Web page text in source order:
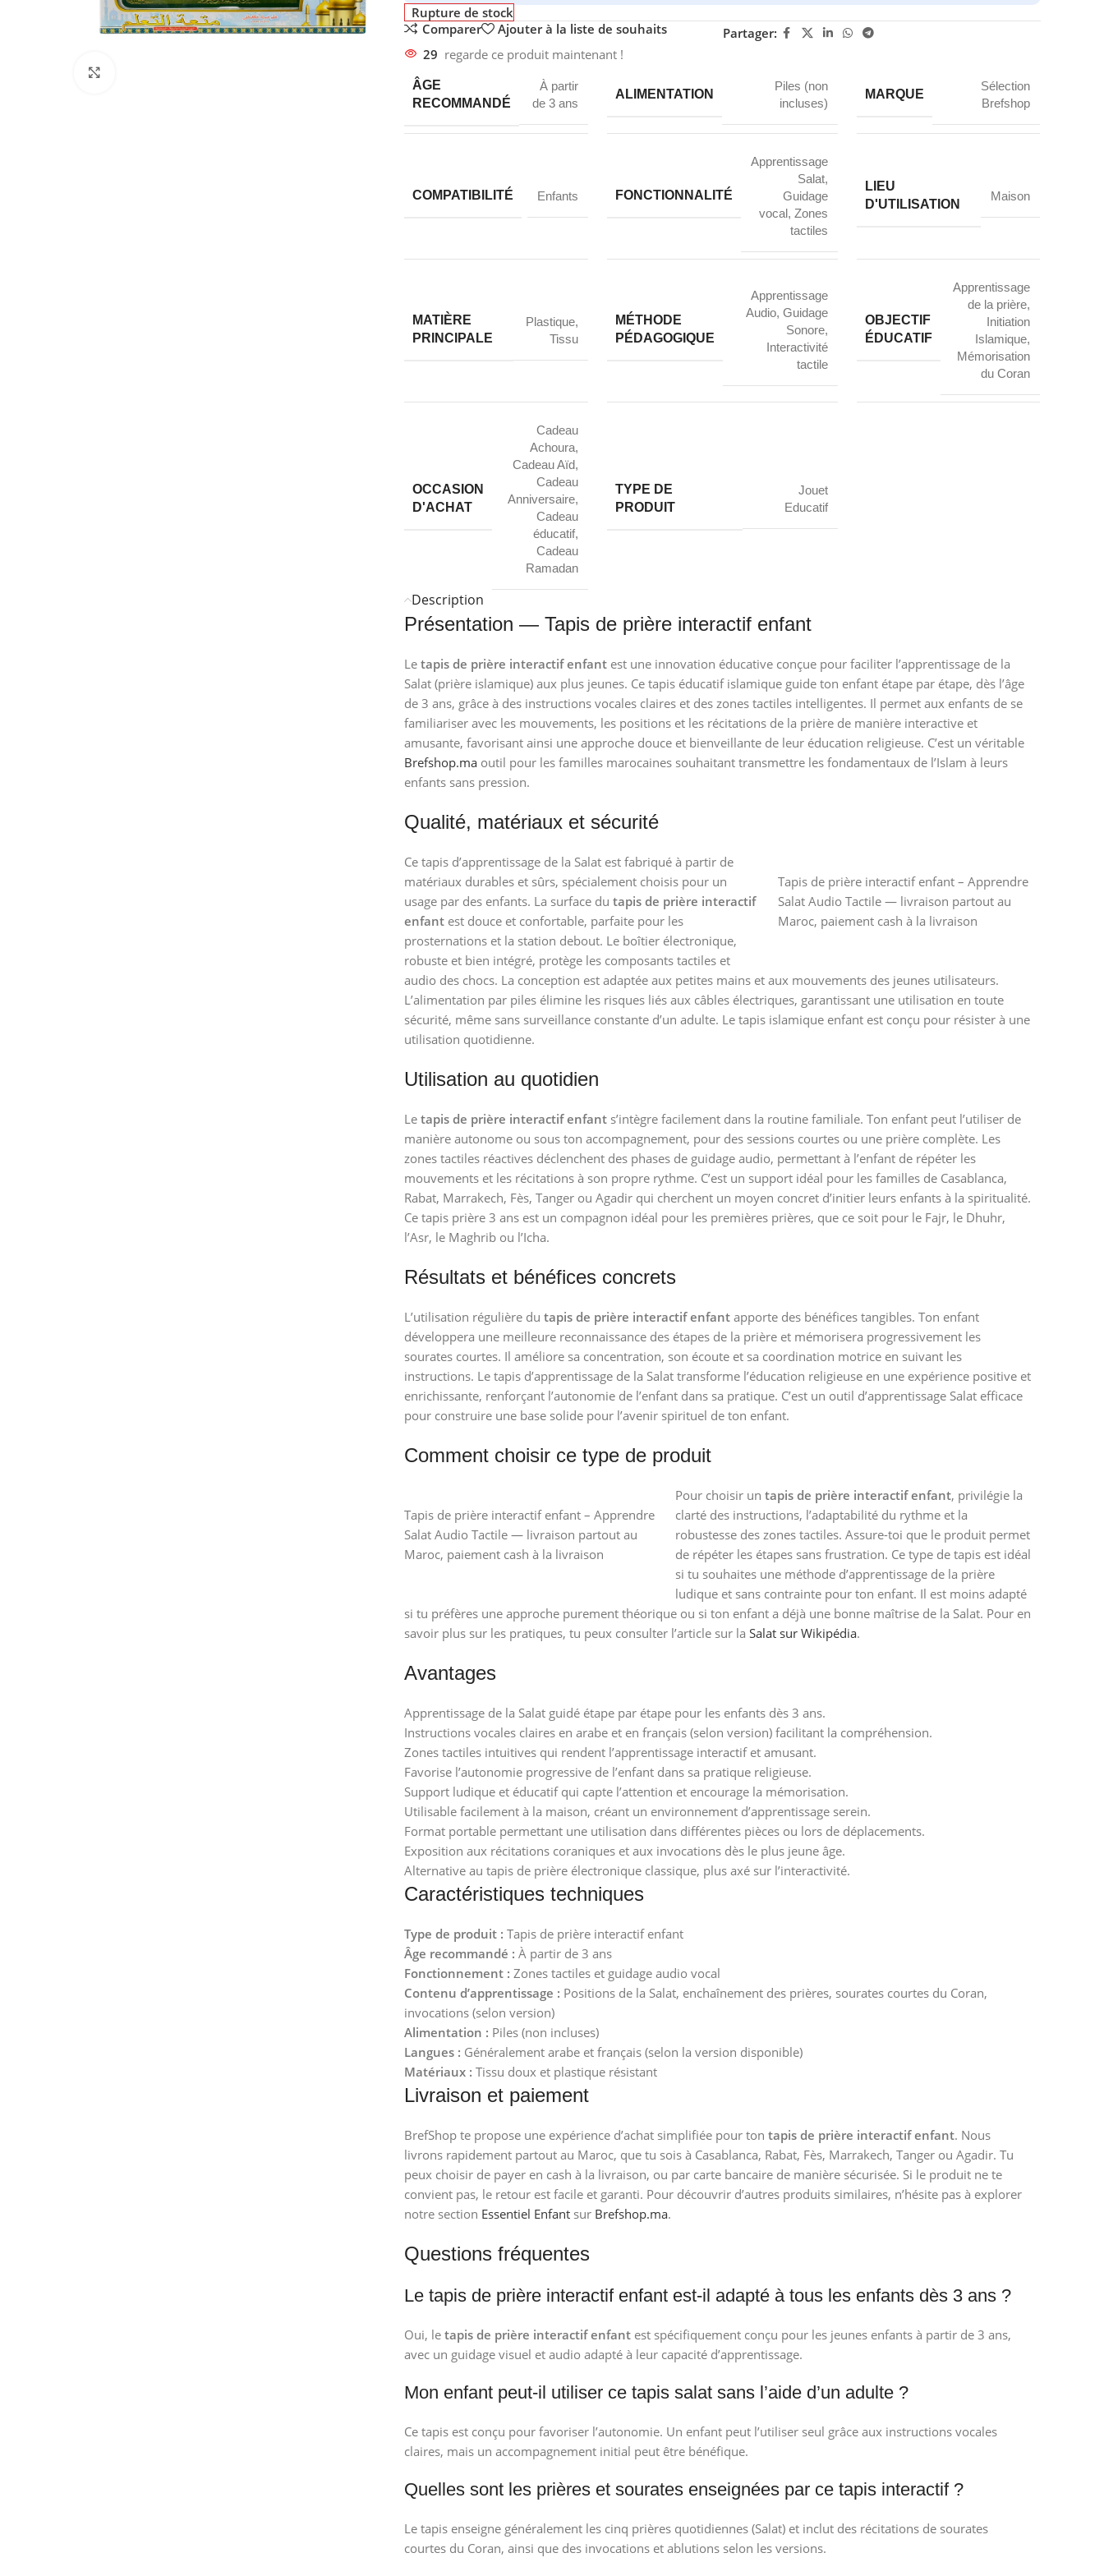
Rupture de stock
Comparer
Ajouter à la liste de souhaits
Partager:
29 regarde ce produit maintenant !
ÂGE
RECOMMANDÉ
À partir
de 3 ans
ALIMENTATION
Piles (non
incluses)
MARQUE
Sélection
Brefshop
COMPATIBILITÉ Enfants FONCTIONNALITÉ
Apprentissage
Salat,
Guidage
vocal, Zones
tactiles
LIEU
D'UTILISATION
Maison
MATIÈRE
PRINCIPALE
Plastique,
Tissu
MÉTHODE
PÉDAGOGIQUE
Apprentissage
Audio, Guidage
Sonore,
Interactivité
tactile
OBJECTIF
ÉDUCATIF
Apprentissage
de la prière,
Initiation
Islamique,
Mémorisation
du Coran
OCCASION
D'ACHAT
Cadeau
Achoura,
Cadeau Aïd,
Cadeau
Anniversaire,
Cadeau
éducatif,
Cadeau
Ramadan
TYPE DE
PRODUIT
Jouet
Educatif
Description
Présentation — Tapis de prière interactif enfant
Letapis de prière interactif enfant est une innovation éducative conçue pour faciliter l’apprentissage de la
Salat (prière islamique) aux plus jeunes. Ce tapis éducatif islamique guide ton enfant étape par étape, dès l’âge
de 3 ans, grâce à des instructions vocales claires et des zones tactiles intelligentes. Il permet aux enfants de se
familiariser avec les mouvements, les positions et les récitations de la prière de manière interactive et
amusante, favorisant ainsi une approche douce et bienveillante de leur éducation religieuse. C’est un véritable
Brefshop.ma outil pour les familles marocaines souhaitant transmettre les fondamentaux de l’Islam à leurs
enfants sans pression.
Qualité, matériaux et sécurité
Tapis de prière interactif enfant – Apprendre
Salat Audio Tactile — livraison partout au
Maroc, paiement cash à la livraison
Ce tapis d’apprentissage de la Salat est fabriqué à partir de
matériaux durables et sûrs, spécialement choisis pour un
usage par des enfants. La surface dutapis de prière interactif
enfant est douce et confortable, parfaite pour les
prosternations et la station debout. Le boîtier électronique,
robuste et bien intégré, protège les composants tactiles et
audio des chocs. La conception est adaptée aux petites mains et aux mouvements des jeunes utilisateurs.
L’alimentation par piles élimine les risques liés aux câbles électriques, garantissant une utilisation en toute
sécurité, même sans surveillance constante d’un adulte. Le tapis islamique enfant est conçu pour résister à une
utilisation quotidienne.
Utilisation au quotidien
Letapis de prière interactif enfant s’intègre facilement dans la routine familiale. Ton enfant peut l’utiliser de
manière autonome ou sous ton accompagnement, pour des sessions courtes ou une prière complète. Les
zones tactiles réactives déclenchent des phases de guidage audio, permettant à l’enfant de répéter les
mouvements et les récitations à son propre rythme. C’est un support idéal pour les familles de Casablanca,
Rabat, Marrakech, Fès, Tanger ou Agadir qui cherchent un moyen concret d’initier leurs enfants à la spiritualité.
Ce tapis prière 3 ans est un compagnon idéal pour les premières prières, que ce soit pour le Fajr, le Dhuhr,
l’Asr, le Maghrib ou l’Icha.
Résultats et bénéfices concrets
L’utilisation régulière dutapis de prière interactif enfant apporte des bénéfices tangibles. Ton enfant
développera une meilleure reconnaissance des étapes de la prière et mémorisera progressivement les
sourates courtes. Il améliore sa concentration, son écoute et sa coordination motrice en suivant les
instructions. Le tapis d’apprentissage de la Salat transforme l’éducation religieuse en une expérience positive et
enrichissante, renforçant l’autonomie de l’enfant dans sa pratique. C’est un outil d’apprentissage Salat efficace
pour construire une base solide pour l’avenir spirituel de ton enfant.
Comment choisir ce type de produit
Tapis de prière interactif enfant – Apprendre
Salat Audio Tactile — livraison partout au
Maroc, paiement cash à la livraison
Pour choisir untapis de prière interactif enfant, privilégie la
clarté des instructions, l’adaptabilité du rythme et la
robustesse des zones tactiles. Assure-toi que le produit permet
de répéter les étapes sans frustration. Ce type de tapis est idéal
si tu souhaites une méthode d’apprentissage de la prière
ludique et sans contrainte pour ton enfant. Il est moins adapté
si tu préfères une approche purement théorique ou si ton enfant a déjà une bonne maîtrise de la Salat. Pour en
savoir plus sur les pratiques, tu peux consulter l’article sur laSalat sur Wikipédia.
Avantages
Apprentissage de la Salat guidé étape par étape pour les enfants dès 3 ans.
Instructions vocales claires en arabe et en français (selon version) facilitant la compréhension.
Zones tactiles intuitives qui rendent l’apprentissage interactif et amusant.
Favorise l’autonomie progressive de l’enfant dans sa pratique religieuse.
Support ludique et éducatif qui capte l’attention et encourage la mémorisation.
Utilisable facilement à la maison, créant un environnement d’apprentissage serein.
Format portable permettant une utilisation dans différentes pièces ou lors de déplacements.
Exposition aux récitations coraniques et aux invocations dès le plus jeune âge.
Alternative au tapis de prière électronique classique, plus axé sur l’interactivité.
Caractéristiques techniques
Type de produit : Tapis de prière interactif enfant
Âge recommandé : À partir de 3 ans
Fonctionnement : Zones tactiles et guidage audio vocal
Contenu d’apprentissage : Positions de la Salat, enchaînement des prières, sourates courtes du Coran,
invocations (selon version)
Alimentation : Piles (non incluses)
Langues : Généralement arabe et français (selon la version disponible)
Matériaux : Tissu doux et plastique résistant
Livraison et paiement
BrefShop te propose une expérience d’achat simplifiée pour tontapis de prière interactif enfant. Nous
livrons rapidement partout au Maroc, que tu sois à Casablanca, Rabat, Fès, Marrakech, Tanger ou Agadir. Tu
peux choisir de payer en cash à la livraison, ou par carte bancaire de manière sécurisée. Si le produit ne te
convient pas, le retour est facile et garanti. Pour découvrir d’autres produits similaires, n’hésite pas à explorer
notre section Essentiel Enfant sur Brefshop.ma.
Questions fréquentes
Le tapis de prière interactif enfant est-il adapté à tous les enfants dès 3 ans ?
Oui, letapis de prière interactif enfant est spécifiquement conçu pour les jeunes enfants à partir de 3 ans,
avec un guidage visuel et audio adapté à leur capacité d’apprentissage.
Mon enfant peut-il utiliser ce tapis salat sans l’aide d’un adulte ?
Ce tapis est conçu pour favoriser l’autonomie. Un enfant peut l’utiliser seul grâce aux instructions vocales
claires, mais un accompagnement initial peut être bénéfique.
Quelles sont les prières et sourates enseignées par ce tapis interactif ?
Le tapis enseigne généralement les cinq prières quotidiennes (Salat) et inclut des récitations de sourates
courtes du Coran, ainsi que des invocations et ablutions selon les versions.